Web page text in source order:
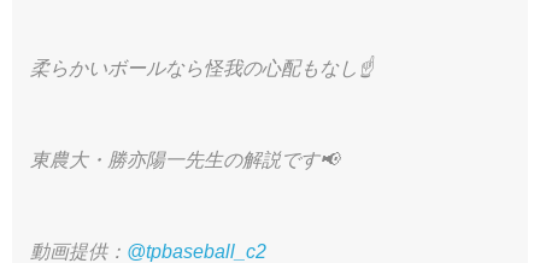
柔らかいボールなら怪我の心配もなし☝️
東農大・勝亦陽一先生の解説です📢
動画提供： @tpbaseball_c2